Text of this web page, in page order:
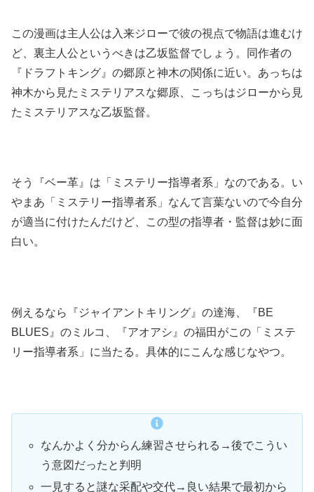
この漫画は主人公は入来ジローで彼の視点で物語は進むけ
ど、裏主人公というべきは乙坂監督でしょう。同作者の
『ドラフトキング』の郷原と神木の関係に近い。あっちは
神木から見たミステリアスな郷原、こっちはジローから見
たミステリアスな乙坂監督。
そう『ベー革』は「ミステリー指導者系」なのである。い
やまあ「ミステリー指導者系」なんて言葉ないので今自分
が適当に付けたんだけど、この型の指導者・監督は妙に面
白い。
例えるなら『ジャイアントキリング』の達海、『BE
BLUES』のミルコ、『アオアシ』の福田がこの「ミステ
リー指導者系」に当たる。具体的にこんな感じなやつ。
なんかよく分からん練習させられる→後でこうい
う意図だったと判明
一見すると謎な采配や交代→良い結果で最初から